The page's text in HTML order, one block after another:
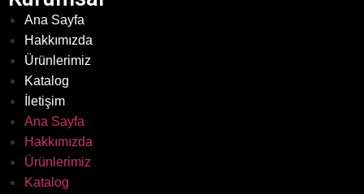
Ana Sayfa
Hakkımızda
Ürünlerimiz
Katalog
İletişim
Ana Sayfa
Hakkımızda
Ürünlerimiz
Katalog